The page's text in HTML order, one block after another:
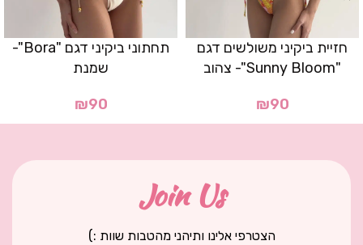
חזיית ביקיני משולשים דגם
"Sunny Bloom"- צהוב
₪90
תחתוני ביקיני דגם "Bora"-
שמנת
₪90
Join Us
הצטרפי אלינו ותיהני מהטבות שוות :)